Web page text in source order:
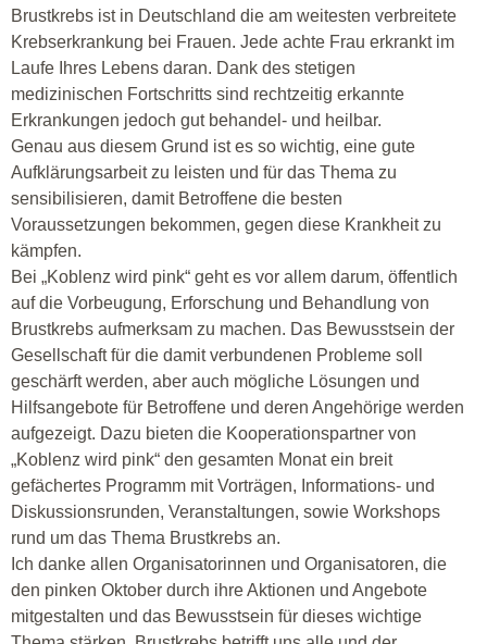
Brustkrebs ist in Deutschland die am weitesten verbreitete
Krebserkrankung bei Frauen. Jede achte Frau erkrankt im
Laufe Ihres Lebens daran. Dank des stetigen
medizinischen Fortschritts sind rechtzeitig erkannte
Erkrankungen jedoch gut behandel- und heilbar.
Genau aus diesem Grund ist es so wichtig, eine gute
Aufklärungsarbeit zu leisten und für das Thema zu
sensibilisieren, damit Betroffene die besten
Voraussetzungen bekommen, gegen diese Krankheit zu
kämpfen.
Bei „Koblenz wird pink“ geht es vor allem darum, öffentlich
auf die Vorbeugung, Erforschung und Behandlung von
Brustkrebs aufmerksam zu machen. Das Bewusstsein der
Gesellschaft für die damit verbundenen Probleme soll
geschärft werden, aber auch mögliche Lösungen und
Hilfsangebote für Betroffene und deren Angehörige werden
aufgezeigt. Dazu bieten die Kooperationspartner von
„Koblenz wird pink“ den gesamten Monat ein breit
gefächertes Programm mit Vorträgen, Informations- und
Diskussionsrunden, Veranstaltungen, sowie Workshops
rund um das Thema Brustkrebs an.
Ich danke allen Organisatorinnen und Organisatoren, die
den pinken Oktober durch ihre Aktionen und Angebote
mitgestalten und das Bewusstsein für dieses wichtige